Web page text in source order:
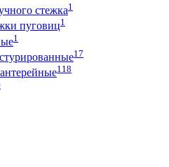
стежка1
пуговиц1
1
17
118